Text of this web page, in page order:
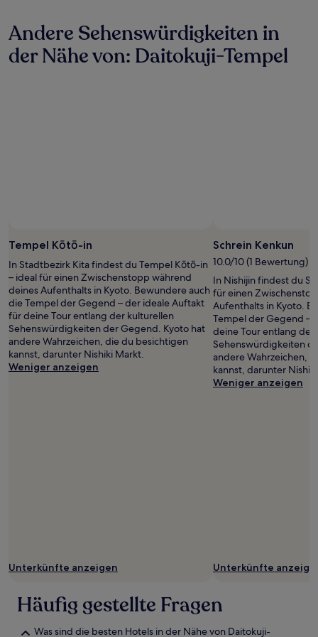
Andere Sehenswürdigkeiten in
der Nähe von: Daitokuji-Tempel
Tempel Kōtō-in
In Stadtbezirk Kita findest du Tempel Kōtō-in
– ideal für einen Zwischenstopp während
deines Aufenthalts in Kyoto. Bewundere auch
die Tempel der Gegend – der ideale Auftakt
für deine Tour entlang der kulturellen
Sehenswürdigkeiten der Gegend. Kyoto hat
andere Wahrzeichen, die du besichtigen
kannst, darunter Nishiki Markt.
Weniger anzeigen
Unterkünfte anzeigen
Schrein Kenkun
10.0/10 (1 Bewertung)
In Nishijin findest du
für einen
Aufenthalts in Kyoto.
Tempel der Gegend –
deine Tour entlang der
Sehenswürdigkeiten
andere Wahrzeichen,
kannst, darunter
Weniger anzeigen
Unterkünfte
Häufig gestellte Fragen
Was sind die besten Hotels in der Nähe von Daitokuji-